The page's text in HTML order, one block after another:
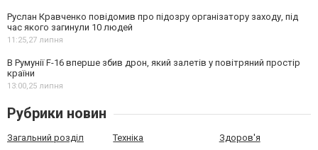
Руслан Кравченко повідомив про підозру організатору заходу, під
час якого загинули 10 людей
11:25,27 липня
В Румунії F-16 вперше збив дрон, який залетів у повітряний простір
країни
13:00,25 липня
Рубрики новин
Загальний розділ Техніка Здоров'я